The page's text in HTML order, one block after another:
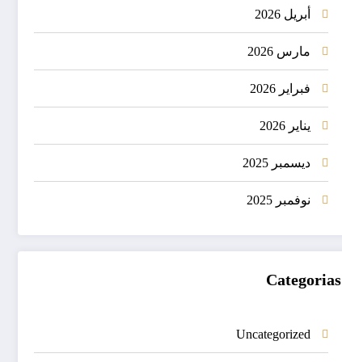
أبريل 2026
مارس 2026
فبراير 2026
يناير 2026
ديسمبر 2025
نوفمبر 2025
Categorias
Uncategorized